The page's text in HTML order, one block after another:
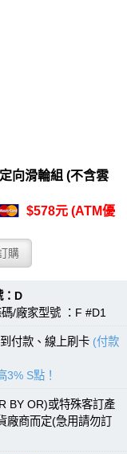
向滑輪組 (不含雲
$578元 (ATM優
D
/廠家型號 ：F #D1
付款、線上刷卡 (付款
3% S點！
BY OR)或特殊客訂產
廠商而定(急用請勿訂